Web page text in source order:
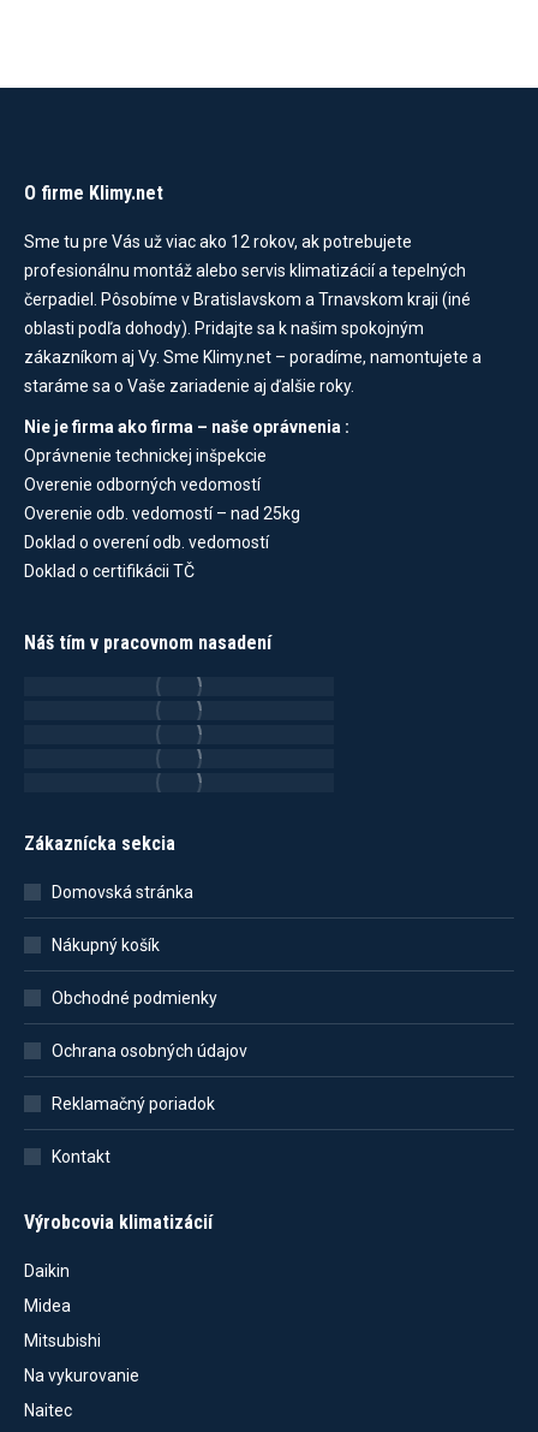
O firme Klimy.net
Sme tu pre Vás už viac ako 12 rokov, ak potrebujete
profesionálnu montáž alebo servis klimatizácií a tepelných
čerpadiel. Pôsobíme v Bratislavskom a Trnavskom kraji (iné
oblasti podľa dohody). Pridajte sa k našim spokojným
zákazníkom aj Vy. Sme Klimy.net – poradíme, namontujete a
staráme sa o Vaše zariadenie aj ďalšie roky.
Nie je firma ako firma – naše oprávnenia :
Oprávnenie technickej inšpekcie
Overenie odborných vedomostí
Overenie odb. vedomostí – nad 25kg
Doklad o overení odb. vedomostí
Doklad o certifikácii TČ
Náš tím v pracovnom nasadení
Zákaznícka sekcia
Domovská stránka
Nákupný košík
Obchodné podmienky
Ochrana osobných údajov
Reklamačný poriadok
Kontakt
Výrobcovia klimatizácií
Daikin
Midea
Mitsubishi
Na vykurovanie
Naitec